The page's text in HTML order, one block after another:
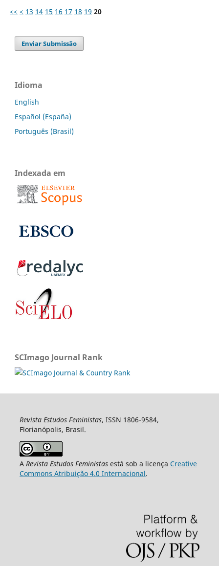
<< < 13 14 15 16 17 18 19 20
Enviar Submissão
Idioma
English
Español (España)
Português (Brasil)
Indexada em
SCImago Journal Rank
Revista Estudos Feministas, ISSN 1806-9584,
Florianópolis, Brasil.
A Revista Estudos Feministasestá sob a licença Creative
Commons Atribuição 4.0 Internacional.